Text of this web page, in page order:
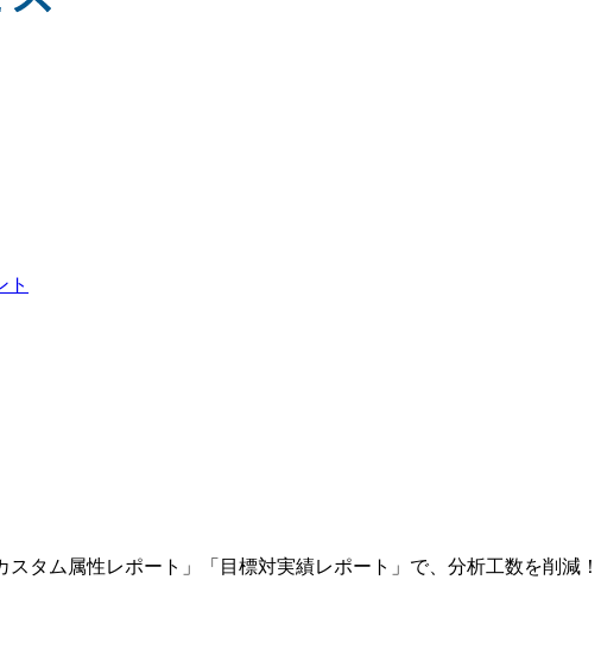
スタム属性レポート」「目標対実績レポート」で、分析工数を削減！